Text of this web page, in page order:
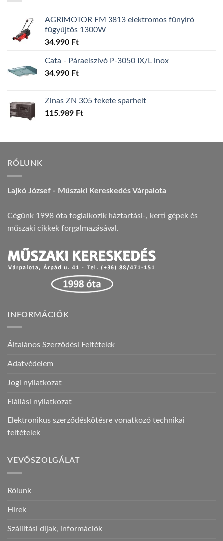
AGRIMOTOR FM 3813 elektromos fűnyíró
fűgyűjtős 1300W
34.990 Ft
Cata - Páraelszívó P-3050 IX/L inox
34.990 Ft
Zinas ZN 305 fekete sparhelt
115.989 Ft
RÓLUNK
Lajkó József - Műszaki Kereskedés Várpalota
Cégünk 1998 óta foglalkozik háztartási-, kerti gépek és
műszaki cikkek forgalmazásával.
INFORMÁCIÓK
Általános Szerződési Feltételek
Adatvédelem
Jogi nyilatkozat
Elállási nyilatkozat
Elektronikus szerződéskötésre vonatkozó technikai
feltételek
VEVŐSZOLGÁLAT
Rólunk
Hírek
Szállítási díjak, információk